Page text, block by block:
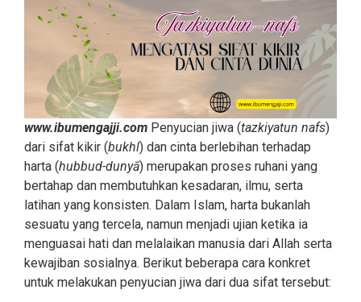
www.ibumengajji.com Penyucian jiwa (tazkiyatun nafs)
dari sifat kikir (bukhl) dan cinta berlebihan terhadap
harta (hubbud-dunyā) merupakan proses ruhani yang
bertahap dan membutuhkan kesadaran, ilmu, serta
latihan yang konsisten. Dalam Islam, harta bukanlah
sesuatu yang tercela, namun menjadi ujian ketika ia
menguasai hati dan melalaikan manusia dari Allah serta
kewajiban sosialnya. Berikut beberapa cara konkret
untuk melakukan penyucian jiwa dari dua sifat tersebut: